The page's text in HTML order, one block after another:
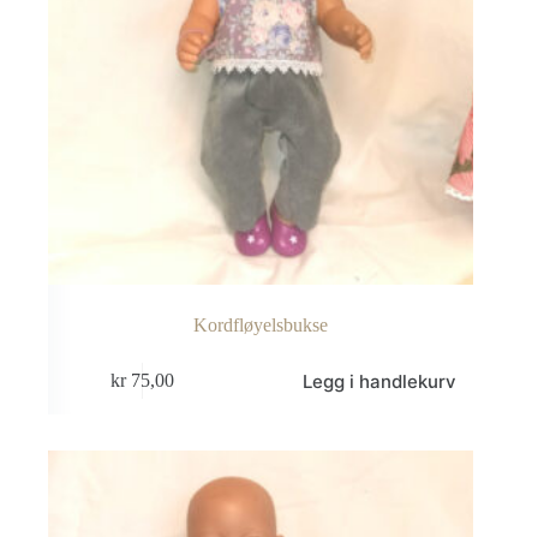
Kordfløyelsbukse
kr75,00 Legg i handlekurv